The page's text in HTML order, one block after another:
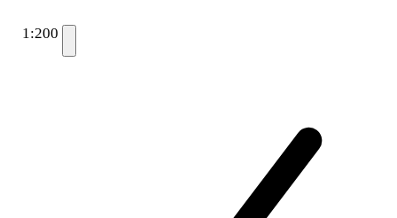
1:200